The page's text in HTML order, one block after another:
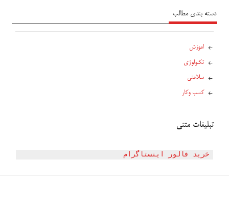
دسته بندی مطالب
اموزش
تکنولوژی
سلامتی
کسب وکار
تبلیغات متنی
خرید فالور اینستاگرام